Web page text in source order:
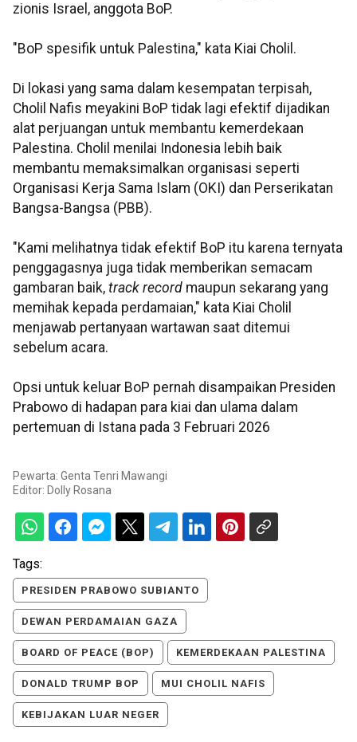
zionis Israel, anggota BoP.
"BoP spesifik untuk Palestina," kata Kiai Cholil.
Di lokasi yang sama dalam kesempatan terpisah,
Cholil Nafis meyakini BoP tidak lagi efektif dijadikan
alat perjuangan untuk membantu kemerdekaan
Palestina. Cholil menilai Indonesia lebih baik
membantu memaksimalkan organisasi seperti
Organisasi Kerja Sama Islam (OKI) dan Perserikatan
Bangsa-Bangsa (PBB).
"Kami melihatnya tidak efektif BoP itu karena ternyata
penggagasnya juga tidak memberikan semacam
gambaran baik, track record maupun sekarang yang
memihak kepada perdamaian," kata Kiai Cholil
menjawab pertanyaan wartawan saat ditemui
sebelum acara.
Opsi untuk keluar BoP pernah disampaikan Presiden
Prabowo di hadapan para kiai dan ulama dalam
pertemuan di Istana pada 3 Februari 2026
Pewarta: Genta Tenri Mawangi
Editor: Dolly Rosana
Tags:
PRESIDEN PRABOWO SUBIANTO
DEWAN PERDAMAIAN GAZA
BOARD OF PEACE (BOP) KEMERDEKAAN PALESTINA
DONALD TRUMP BOP MUI CHOLIL NAFIS
KEBIJAKAN LUAR NEGER